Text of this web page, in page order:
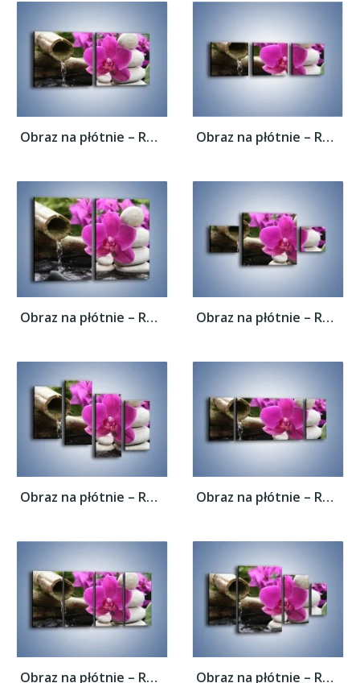
Obraz na płótnie – Różowy storczyk i białe... Obraz na płótnie – Różowy storczyk i białe...
Obraz na płótnie – Różowy storczyk i białe... Obraz na płótnie – Różowy storczyk i białe...
Obraz na płótnie – Różowy storczyk i białe... Obraz na płótnie – Różowy storczyk i białe...
Obraz na płótnie – Różowy storczyk i białe... Obraz na płótnie – Różowy storczyk i białe...